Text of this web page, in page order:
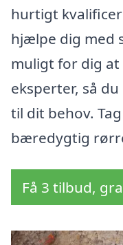
hurtigt
hjælpe dig med
muligt for dig
eksperter, så
til dit behov.
bæredygtig
Få 3 tilbud,